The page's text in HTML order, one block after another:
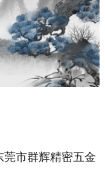
市群辉精密五金